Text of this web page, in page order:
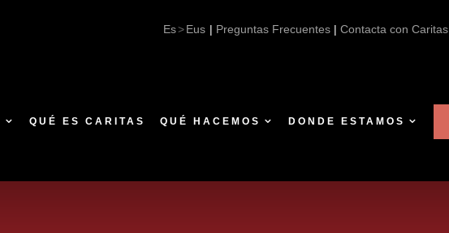
Es Eus | Preguntas Frecuentes | Contacta con Caritas
QUÉ ES CARITAS QUÉ HACEMOS DONDE ESTAMOS